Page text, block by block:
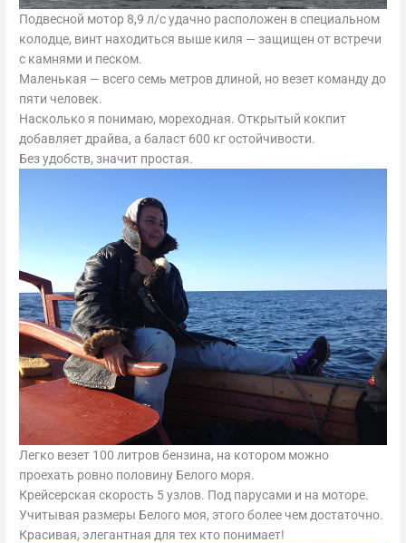
Подвесной мотор 8,9 л/с удачно расположен в специальном
колодце, винт находиться выше киля — защищен от встречи
с камнями и песком.
Маленькая — всего семь метров длиной, но везет команду до
пяти человек.
Насколько я понимаю, мореходная. Открытый кокпит
добавляет драйва, а баласт 600 кг остойчивости.
Без удобств, значит простая.
Легко везет 100 литров бензина, на котором можно
проехать ровно половину Белого моря.
Крейсерская скорость 5 узлов. Под парусами и на моторе.
Учитывая размеры Белого моя, этого более чем достаточно.
Красивая, элегантная для тех кто понимает!